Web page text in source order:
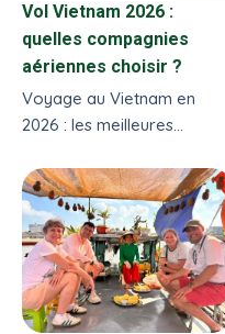
Vol Vietnam 2026 :
quelles compagnies
aériennes choisir ?
Voyage au Vietnam en
2026 : les meilleures
vols directs et escales
fiables pour rejoindre
Hanoï ou Ho Chi Minh-Ville.